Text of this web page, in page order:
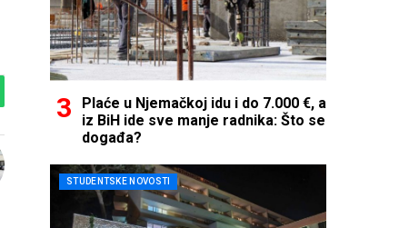
Plaće u Njemačkoj idu i do 7.000 €, a
iz BiH ide sve manje radnika: Što se
događa?
STUDENTSKE NOVOSTI